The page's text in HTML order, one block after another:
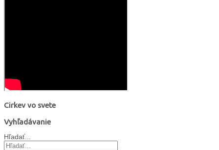
Cirkev vo svete
Vyhľadávanie
Hľadať...